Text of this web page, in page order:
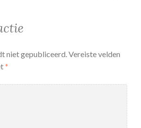
niet gepubliceerd. Vereiste velden
*